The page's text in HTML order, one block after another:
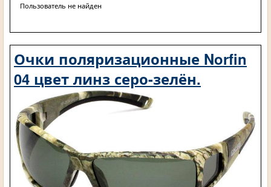
Пользователь не найден
Очки поляризационные Norfin
04 цвет линз серо-зелён.